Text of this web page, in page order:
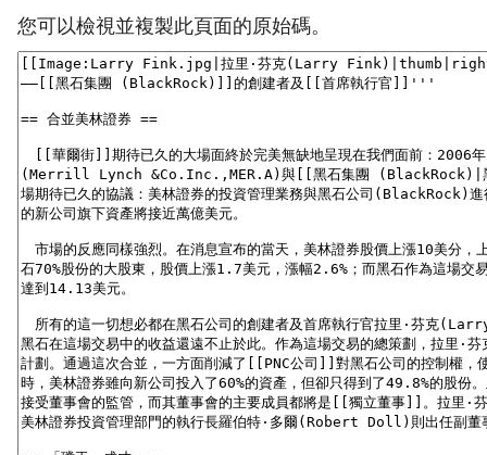
您可以檢視並複製此頁面的原始碼。